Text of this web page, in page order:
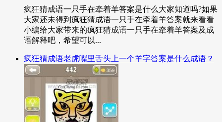
疯狂猜成语一只手在牵着羊答案是什么大家知道吗?如果
大家还未得到疯狂猜成语一只手在牵着羊答案就来看看
小编给大家带来的疯狂猜成语一只手在牵着羊答案及成
语解释吧，希望可以...
疯狂猜成语老虎嘴里舌头上一个羊字答案是什么成语？